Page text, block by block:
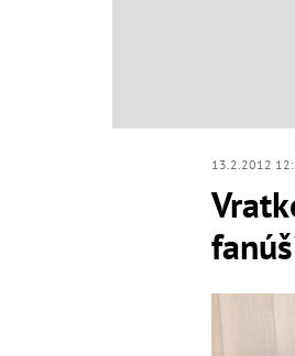
13.2.2012